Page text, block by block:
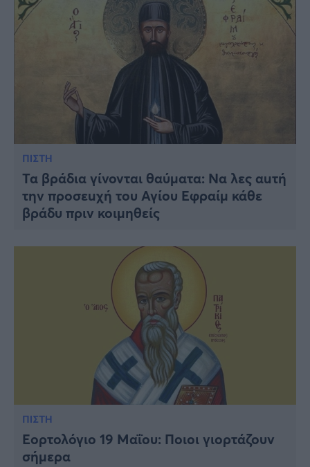
ΠΙΣΤΗ
Τα βράδια γίνονται θαύματα: Να λες αuτή
την προσεuχή του Αγίου Εφραίμ κάθε
βράδυ πριν κοιμηθείς
ΠΙΣΤΗ
Εορτολόγιο 19 Μαΐου: Ποιοι γιορτάζουν
σήμερα